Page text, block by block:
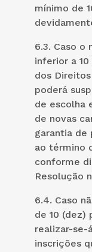
mínimo de
6.3. Caso o
inferior a
dos
poderá
de escolha
de novas
garantia de
ao término
conforme
Resolução
6.4. Caso
de 10 (dez)
realizar-se-
inscrições